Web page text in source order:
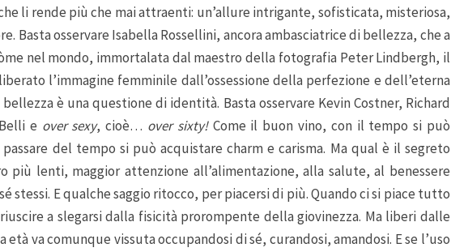
li rende più che mai attraenti: un’allure intrigante, sofisticata, misteriosa,
Basta osservare Isabella Rossellini, ancora ambasciatrice di bellezza, che a
nel mondo, immortalata dal maestro della fotografia Peter Lindbergh, il
l’immagine femminile dall’ossessione della perfezione e dell’eterna
è una questione di identità. Basta osservare Kevin Costner, Richard
e over sexy, cioè… over sixty!Come il buon vino, con il tempo si può
del tempo si può acquistare charm e carisma. Ma qual è il segreto
più lenti, maggior attenzione all’alimentazione, alla salute, al benessere
stessi. E qualche saggio ritocco, per piacersi di più. Quando ci si piace tutto
a slegarsi dalla fisicità prorompente della giovinezza. Ma liberi dalle
va comunque vissuta occupandosi di sé, curandosi, amandosi. E se l’uso